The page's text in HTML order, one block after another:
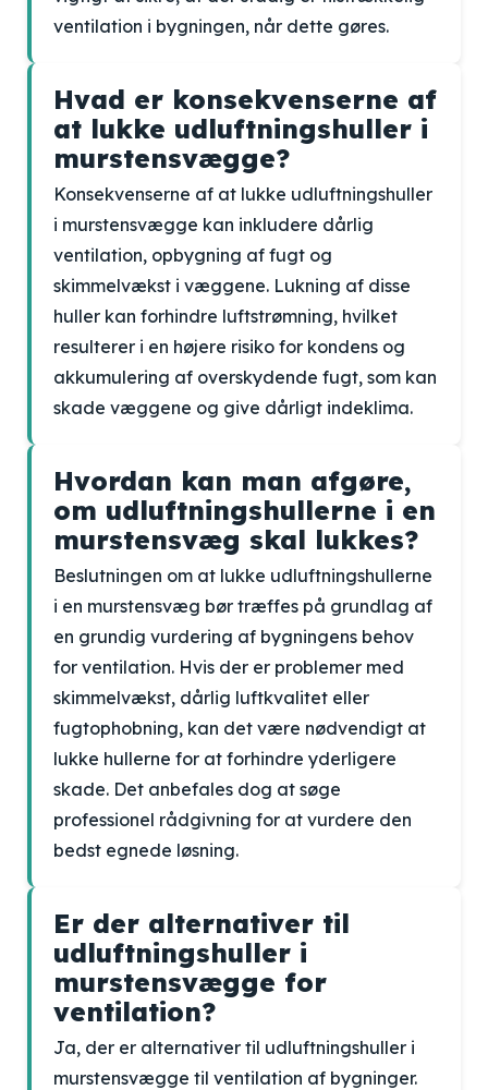
ventilation i bygningen, når dette gøres.
Hvad er konsekvenserne af
at lukke udluftningshuller i
murstensvægge?
Konsekvenserne af at lukke udluftningshuller
i murstensvægge kan inkludere dårlig
ventilation, opbygning af fugt og
skimmelvækst i væggene. Lukning af disse
huller kan forhindre luftstrømning, hvilket
resulterer i en højere risiko for kondens og
akkumulering af overskydende fugt, som kan
skade væggene og give dårligt indeklima.
Hvordan kan man afgøre,
om udluftningshullerne i en
murstensvæg skal lukkes?
Beslutningen om at lukke udluftningshullerne
i en murstensvæg bør træffes på grundlag af
en grundig vurdering af bygningens behov
for ventilation. Hvis der er problemer med
skimmelvækst, dårlig luftkvalitet eller
fugtophobning, kan det være nødvendigt at
lukke hullerne for at forhindre yderligere
skade. Det anbefales dog at søge
professionel rådgivning for at vurdere den
bedst egnede løsning.
Er der alternativer til
udluftningshuller i
murstensvægge for
ventilation?
Ja, der er alternativer til udluftningshuller i
murstensvægge til ventilation af bygninger.